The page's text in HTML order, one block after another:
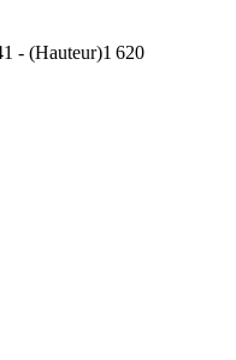
- (Hauteur)1 620